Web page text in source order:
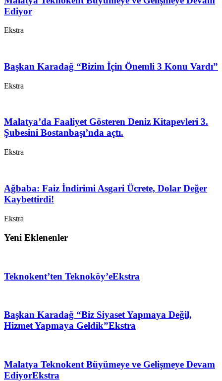
Ediyor
Ekstra
Başkan Karadağ “Bizim İçin Önemli 3 Konu Vardı”
Ekstra
Malatya’da Faaliyet Gösteren Deniz Kitapevleri 3.
Şubesini Bostanbaşı’nda açtı.
Ekstra
Ağbaba: Faiz İndirimi Asgari Ücrete, Dolar Değer
Kaybettirdi!
Ekstra
Yeni Eklenenler
Teknokent’ten Teknoköy’eEkstra
Başkan Karadağ “Biz Siyaset Yapmaya Değil,
Hizmet Yapmaya Geldik”Ekstra
Malatya Teknokent Büyümeye ve Gelişmeye Devam
EdiyorEkstra